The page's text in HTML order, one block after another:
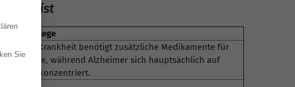
ist
in der Pflege
Krankheit benötigt zusätzliche Medikamente für
Symptome, während Alzheimer sich hauptsächlich auf
konzentriert.